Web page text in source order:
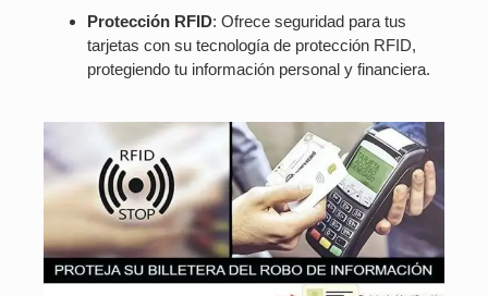
Protección RFID: Ofrece seguridad para tus
tarjetas con su tecnología de protección RFID,
protegiendo tu información personal y financiera.